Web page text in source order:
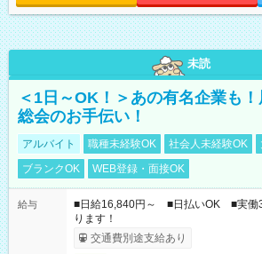
未読
＜1日～OK！＞あの有名企業も
総会のお手伝い！
アルバイト 職種未経験OK 社会人未経験OK
ブランクOK
WEB登録・面接OK
給与
■日給16,840円～ ■日払いOK ■実働
ります！
交通費別途支給あり